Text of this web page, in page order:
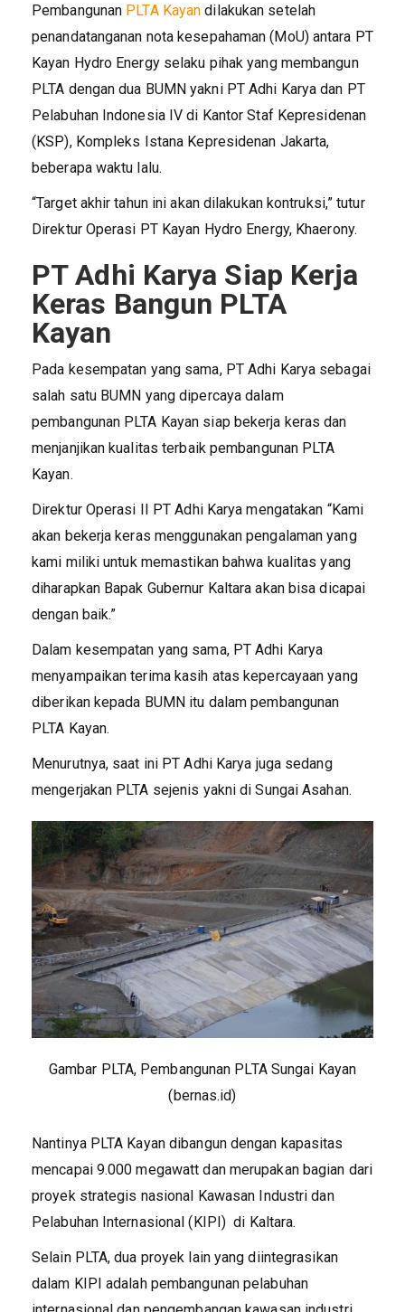
Pembangunan PLTA Kayan dilakukan setelah
penandatanganan nota kesepahaman (MoU) antara PT
Kayan Hydro Energy selaku pihak yang membangun
PLTA dengan dua BUMN yakni PT Adhi Karya dan PT
Pelabuhan Indonesia IV di Kantor Staf Kepresidenan
(KSP), Kompleks Istana Kepresidenan Jakarta,
beberapa waktu lalu.
“Target akhir tahun ini akan dilakukan kontruksi,” tutur
Direktur Operasi PT Kayan Hydro Energy, Khaerony.
PT Adhi Karya Siap Kerja
Keras Bangun PLTA
Kayan
Pada kesempatan yang sama, PT Adhi Karya sebagai
salah satu BUMN yang dipercaya dalam
pembangunan PLTA Kayan siap bekerja keras dan
menjanjikan kualitas terbaik pembangunan PLTA
Kayan.
Direktur Operasi II PT Adhi Karya mengatakan “Kami
akan bekerja keras menggunakan pengalaman yang
kami miliki untuk memastikan bahwa kualitas yang
diharapkan Bapak Gubernur Kaltara akan bisa dicapai
dengan baik.”
Dalam kesempatan yang sama, PT Adhi Karya
menyampaikan terima kasih atas kepercayaan yang
diberikan kepada BUMN itu dalam pembangunan
PLTA Kayan.
Menurutnya, saat ini PT Adhi Karya juga sedang
mengerjakan PLTA sejenis yakni di Sungai Asahan.
Gambar PLTA, Pembangunan PLTA Sungai Kayan
(bernas.id)
Nantinya PLTA Kayan dibangun dengan kapasitas
mencapai 9.000 megawatt dan merupakan bagian dari
proyek strategis nasional Kawasan Industri dan
Pelabuhan Internasional (KIPI) di Kaltara.
Selain PLTA, dua proyek lain yang diintegrasikan
dalam KIPI adalah pembangunan pelabuhan